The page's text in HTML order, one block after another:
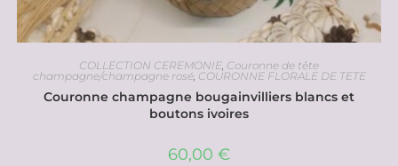
COLLECTION CEREMONIE, Couronne de tête
champagne/champagne rosé, COURONNE FLORALE DE TETE
Couronne champagne bougainvilliers blancs et
boutons ivoires
60,00 €